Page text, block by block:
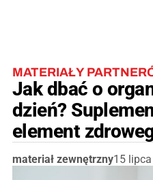
MATERIAŁY
Jak dbać o
dzień?
element
materiał zewnętrzny15